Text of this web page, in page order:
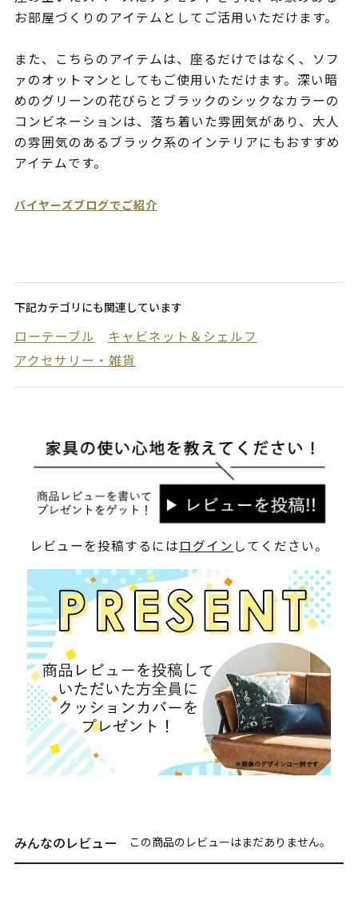
お部屋づくりのアイテムとしてご活用いただけます。
また、こちらのアイテムは、座るだけではなく、ソフ
ァのオットマンとしてもご使用いただけます。深い暗
めのグリーンの花びらとブラックのシックなカラーの
コンビネーションは、落ち着いた雰囲気があり、大人
の雰囲気のあるブラック系のインテリアにもおすすめ
アイテムです。
バイヤーズブログでご紹介
下記カテゴリにも関連しています
ローテーブル
キャビネット＆シェルフ
アクセサリー・雑貨
レビューを投稿するにはログイン してください。
みんなのレビュー この商品のレビューはまだありません。